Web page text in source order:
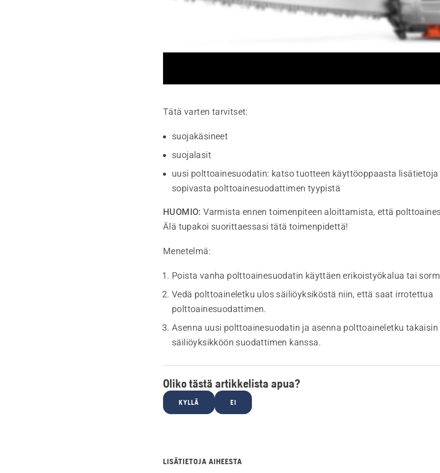
Tätä varten tarvitset:
suojakäsineet
suojalasit
uusi polttoainesuodatin: katso tuotteen käyttöoppaasta lisätietoja
sopivasta polttoainesuodattimen tyypistä
HUOMIO:Varmista ennen toimenpiteen aloittamista, että
Älä tupakoi suorittaessasi tätä toimenpidettä!
Menetelmä:
Poista vanha polttoainesuodatin käyttäen erikoistyökalua tai
Vedä polttoaineletku ulos säiliöyksiköstä niin, että saat irrotettua
polttoainesuodattimen.
Asenna uusi polttoainesuodatin ja asenna polttoaineletku takaisin
säiliöyksikköön suodattimen kanssa.
Oliko tästä artikkelista apua?
KYLLÄ EI
LISÄTIETOJA AIHEESTA